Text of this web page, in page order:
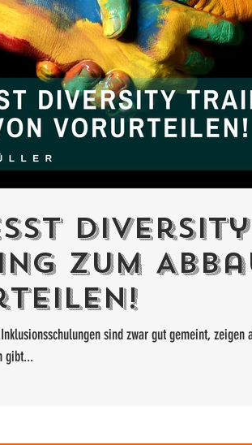
Diversity
zum
sind zwar gut gemeint, zeigen
gibt...